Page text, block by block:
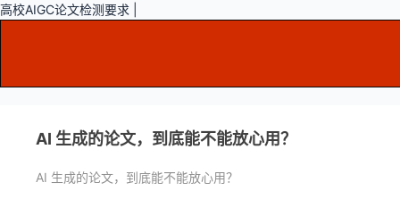
高校AIGC论文检测要求 |
AI 生成的论文，到底能不能放心用？
AI 生成的论文，到底能不能放心用？